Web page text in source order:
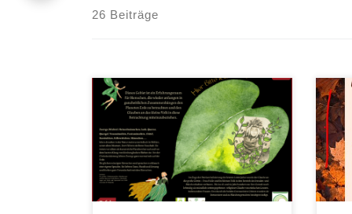
26 Beiträge
Lerne auf 11 Tafeln die Umgebung
von Schloss Gersdorf kennen. Es geht
um Naturschutz, Dorfgeschichte,
Schlossgeschichte und um die kleinen
Waldgeister im Schlosspark. Freue
dich auf Natur und wilde Wege. Ihr
könnt die Wanderung
zu
und
die
die